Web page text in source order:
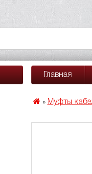
Главная
» Муфты